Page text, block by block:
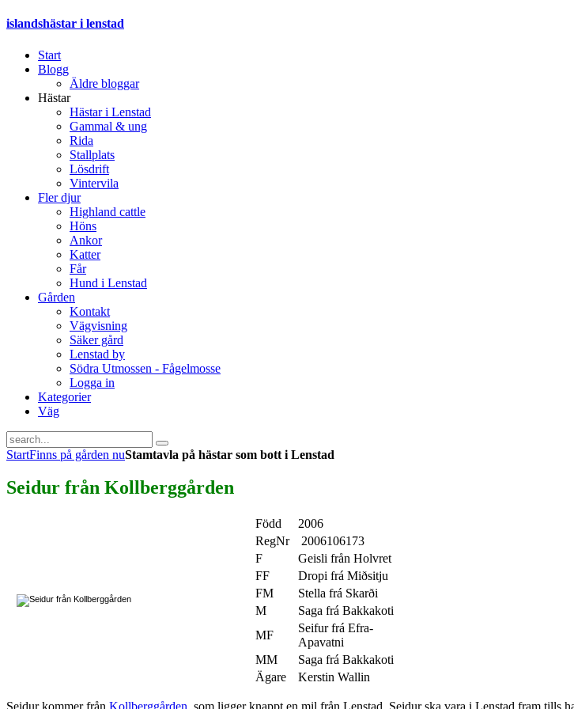
islandshästar i lenstad
Start
Blogg
Äldre bloggar
Hästar
Hästar i Lenstad
Gammal & ung
Rida
Stallplats
Lösdrift
Vintervila
Fler djur
Highland cattle
Höns
Ankor
Katter
Får
Hund i Lenstad
Gården
Kontakt
Vägvisning
Säker gård
Lenstad by
Södra Utmossen - Fågelmosse
Logga in
Kategorier
Väg
StartFinns på gården nuStamtavla på hästar som bott i Lenstad
Seidur från Kollberggården
Född
2006
RegNr
2006106173
F
Geisli från Holvret
FF
Dropi frá Miðsitju
FM
Stella frá Skarði
M
Saga frá Bakkakoti
MF
Seifur frá Efra-
Apavatni
MM
Saga frá Bakkakoti
Ägare
Kerstin Wallin